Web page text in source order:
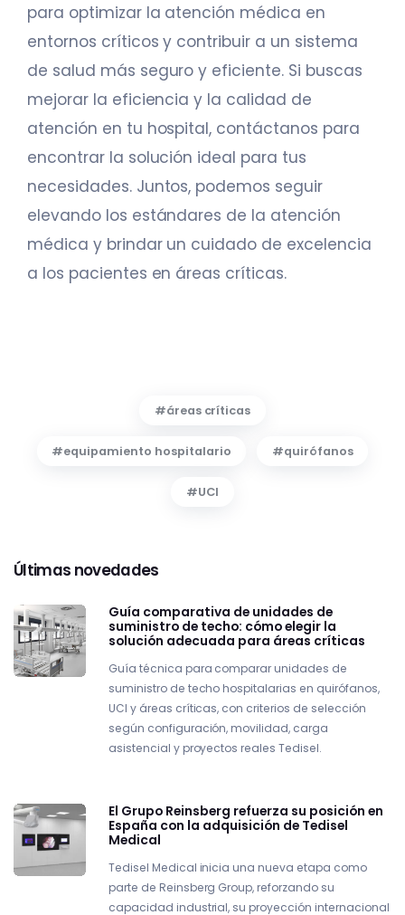
para optimizar la atención médica en
entornos críticos y contribuir a un sistema
de salud más seguro y eficiente. Si buscas
mejorar la eficiencia y la calidad de
atención en tu hospital, contáctanos para
encontrar la solución ideal para tus
necesidades. Juntos, podemos seguir
elevando los estándares de la atención
médica y brindar un cuidado de excelencia
a los pacientes en áreas críticas.
áreas críticas
equipamiento hospitalario quirófanos
UCI
Últimas novedades
Guía comparativa de unidades de
suministro de techo: cómo elegir la
solución adecuada para áreas críticas
Guía técnica para comparar unidades de
suministro de techo hospitalarias en quirófanos,
UCI y áreas críticas, con criterios de selección
según configuración, movilidad, carga
asistencial y proyectos reales Tedisel.
El Grupo Reinsberg refuerza su posición en
España con la adquisición de Tedisel
Medical
Tedisel Medical inicia una nueva etapa como
parte de Reinsberg Group, reforzando su
capacidad industrial, su proyección internacional